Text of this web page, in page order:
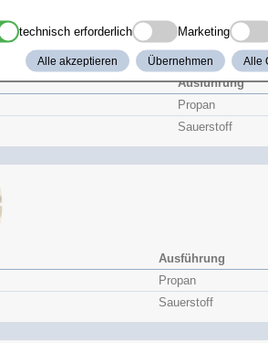
Ausführung
Propan
Sauerstoff
Ausführung
Propan
Sauerstoff
technisch erforderlich Marketing
Alle akzeptieren Übernehmen Alle